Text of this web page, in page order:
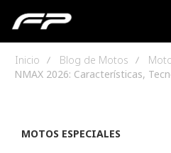
Inicio Blog de Motos
NMAX 2026: Características,
MOTOS ESPECIALES